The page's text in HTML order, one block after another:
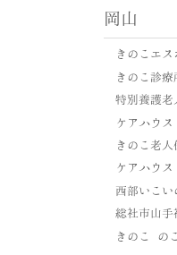
岡山
きのこエ
きのこ診療
特別養護
ケアハウ
きのこ老
ケアハウ
西部いこい
総社市山手
きのこ の